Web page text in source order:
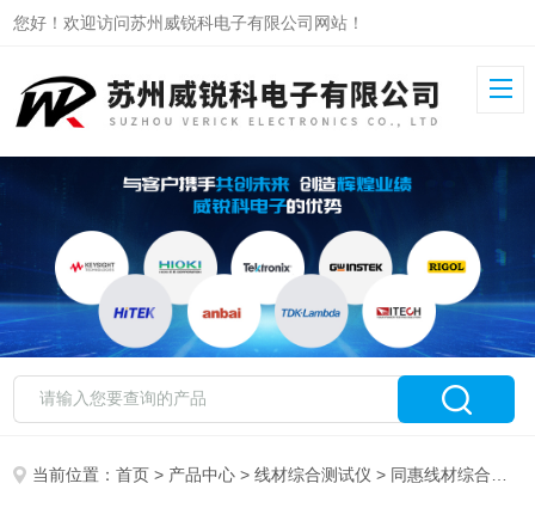
您好！欢迎访问苏州威锐科电子有限公司网站！
当前位置：首页 > 产品中心 >线材综合测试仪 > 同惠线材综合测试仪